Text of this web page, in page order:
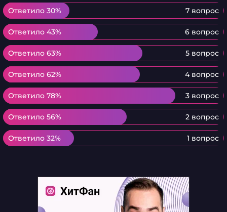
Ответило 30% 7 вопрос
Ответило 30%
Ответило 43% 6 вопрос
Ответило 43%
Ответило 63% 5 вопрос
Ответило 63%
Ответило 62% 4 вопрос
Ответило 62%
Ответило 78% 3 вопрос
Ответило 78%
Ответило 56% 2 вопрос
Ответило 56%
Ответило 32% 1 вопрос
Ответило 32%